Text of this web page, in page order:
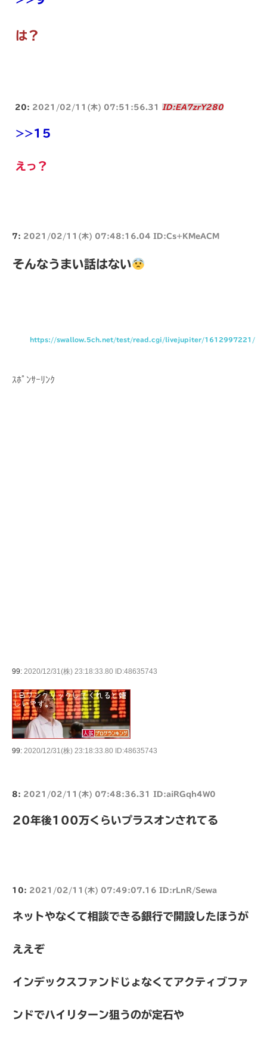
は？
20: 2021/02/11(木) 07:51:56.31 ID:EA7zrY280
>>15
えっ？
7: 2021/02/11(木) 07:48:16.04 ID:Cs+KMeACM
そんなうまい話はない
https://swallow.5ch.net/test/read.cgi/livejupiter/1612997221/
ｽﾎﾟﾝｻｰﾘﾝｸ
99: 2020/12/31(株) 23:18:33.80 ID:48635743
99: 2020/12/31(株) 23:18:33.80 ID:48635743
8: 2021/02/11(木) 07:48:36.31 ID:aiRGqh4W0
20年後100万くらいプラスオンされてる
10: 2021/02/11(木) 07:49:07.16 ID:rLnR/Sewa
ネットやなくて相談できる銀行で開設したほうが
ええぞ
インデックスファンドじょなくてアクティブファ
ンドでハイリターン狙うのが定石や